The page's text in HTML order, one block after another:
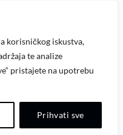
korisničkog iskustva,
te analize
pristajete na upotrebu
Prihvati sve
Dodaj
listu